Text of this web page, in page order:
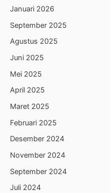
Januari 2026
September 2025
Agustus 2025
Juni 2025
Mei 2025
April 2025
Maret 2025
Februari 2025
Desember 2024
November 2024
September 2024
Juli 2024